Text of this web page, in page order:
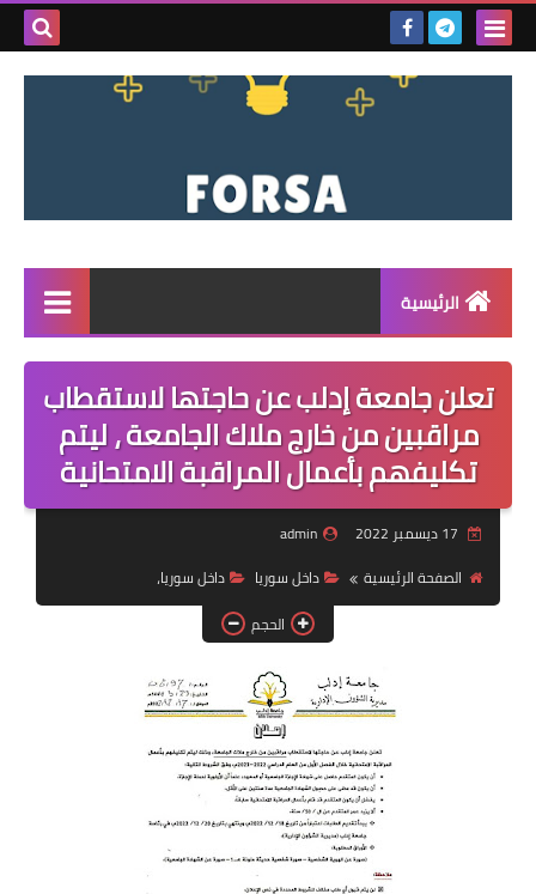
بحث
الرئيسية
القائمة
مناقصات
فرص عمل داخل سوريا
فرص عمل في تركيا
فرص عمل في اليمن
دورات تدريبية
تعلن جامعة إدلب عن حاجتها لاستقطاب
مراقبين من خارج ملاك الجامعة ، ليتم
تكليفهم بأعمال المراقبة الامتحانية
admin
الصفحة الرئيسية
داخل سوريا
داخل سوريا،
الحجم